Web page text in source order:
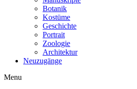
Botanik
Kostüme
Geschichte
Portrait
Zoologie
Architektur
Neuzugänge
Menu